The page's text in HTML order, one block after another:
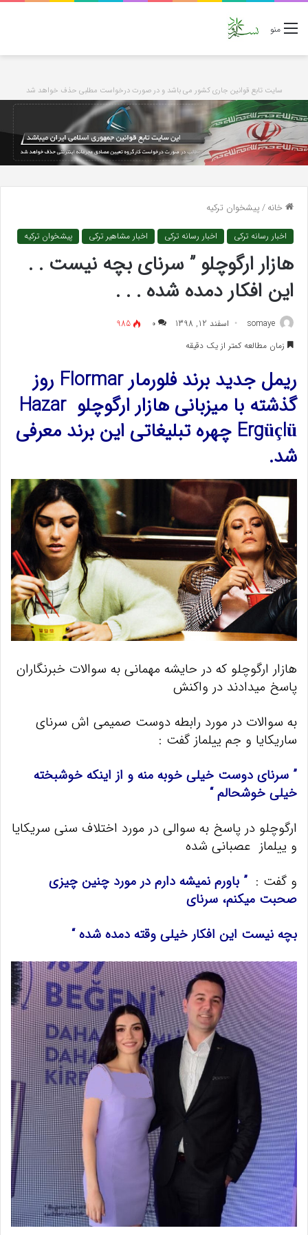
منو
سایت تابع قوانین جاری کشور می باشد و در صورت درخواست مطلبی حذف خواهد شد
خانه/پیشخوان ترکیه
اخبار رسانه ترکی اخبار رسانه ترکی اخبار مشاهیر ترکی پیشخوان ترکیه
هازار ارگوچلو ” سرنای بچه نیست . .
این افکار دمده شده . . .
somaye اسفند 12, 1398 ۰
985
زمان مطالعه کمتر از یک دقیقه
ریمل جدید برند فلورمار Flormar روز
گذشته با میزبانی هازار ارگوچلو Hazar
Ergüçlü چهره تبلیغاتی این برند معرفی
شد.
هازار ارگوچلو که در حایشه مهمانی به سوالات خبرنگاران
پاسخ میدادند در واکنش
به سوالات در مورد رابطه دوست صمیمی اش سرنای
ساریکایا و جم ییلماز گفت :
” سرنای دوست خیلی خوبه منه و از اینکه خوشبخته
خیلی خوشحالم “
ارگوچلو در پاسخ به سوالی در مورد اختلاف سنی سریکایا
و ییلماز عصبانی شده
و گفت : ” باورم نمیشه دارم در مورد چنین چیزی
صحبت میکنم، سرنای
بچه نیست این افکار خیلی وقته دمده شده “